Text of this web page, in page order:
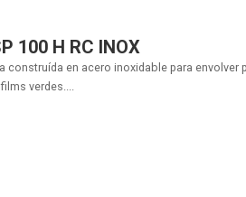
100 H RC INOX
construída en acero inoxidable para
verdes....